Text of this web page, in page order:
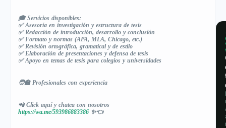
🎓 Servicios disponibles:
✅ Asesoría en investigación y estructura de tesis
✅ Redacción de introducción, desarrollo y conclusión
✅ Formato y normas (APA, MLA, Chicago, etc.)
✅ Revisión ortográfica, gramatical y de estilo
✅ Elaboración de presentaciones y defensa de tesis
✅ Apoyo en temas de tesis para colegios y universidades
🧑‍🏫 Profesionales con experiencia
📲 Click aquí y chatea con nosotros
https://wa.me/593986883386 ✨👈